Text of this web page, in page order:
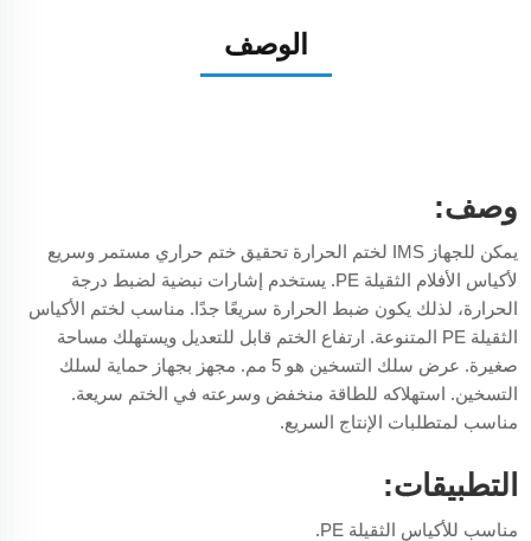
الوصف
وصف:
يمكن للجهاز IMS لختم الحرارة تحقيق ختم حراري مستمر وسريع
لأكياس الأفلام الثقيلة PE. يستخدم إشارات نبضية لضبط درجة
الحرارة، لذلك يكون ضبط الحرارة سريعًا جدًا. مناسب لختم الأكياس
الثقيلة PE المتنوعة. ارتفاع الختم قابل للتعديل ويستهلك مساحة
صغيرة. عرض سلك التسخين هو 5 مم. مجهز بجهاز حماية لسلك
التسخين. استهلاكه للطاقة منخفض وسرعته في الختم سريعة.
مناسب لمتطلبات الإنتاج السريع.
التطبيقات:
مناسب للأكياس الثقيلة PE.